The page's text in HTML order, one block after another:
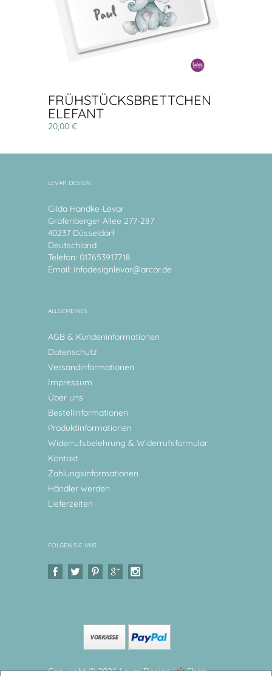
FRÜHSTÜCKSBRETTCHEN
ELEFANT
20,00 €
LEVAR DESIGN
Gilda Handke-Levar
Grafenberger Allee 277-287
40237 Düsseldorf
Deutschland
Telefon: 017653917718
Email: infodesignlevar@arcor.de
ALLGEMEINES
AGB & Kundeninformationen
Datenschutz
Versandinformationen
Impressum
Über uns
Bestellinformationen
Produktinformationen
Widerrufsbelehrung & Widerrufsformular
Kontakt
Zahlungsinformationen
Händler werden
Lieferzeiten
FOLGEN SIE UNS
Copyright © 2026 Levar Design | Shop